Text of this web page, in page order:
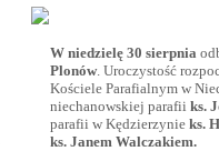
W niedzielę 30 sierpnia
Plonów. Uroczystość
Kościele Parafialnym w
niechanowskiej parafii ks.
parafii w Kędzierzynie ks.
ks. Janem Walczakiem.